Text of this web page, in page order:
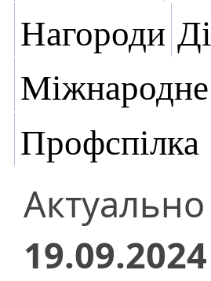
Нагороди
Міжнародне
Профспілка
19.09.2024